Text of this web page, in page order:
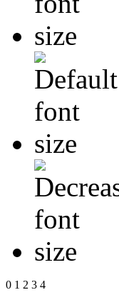
0 1 2 3 4